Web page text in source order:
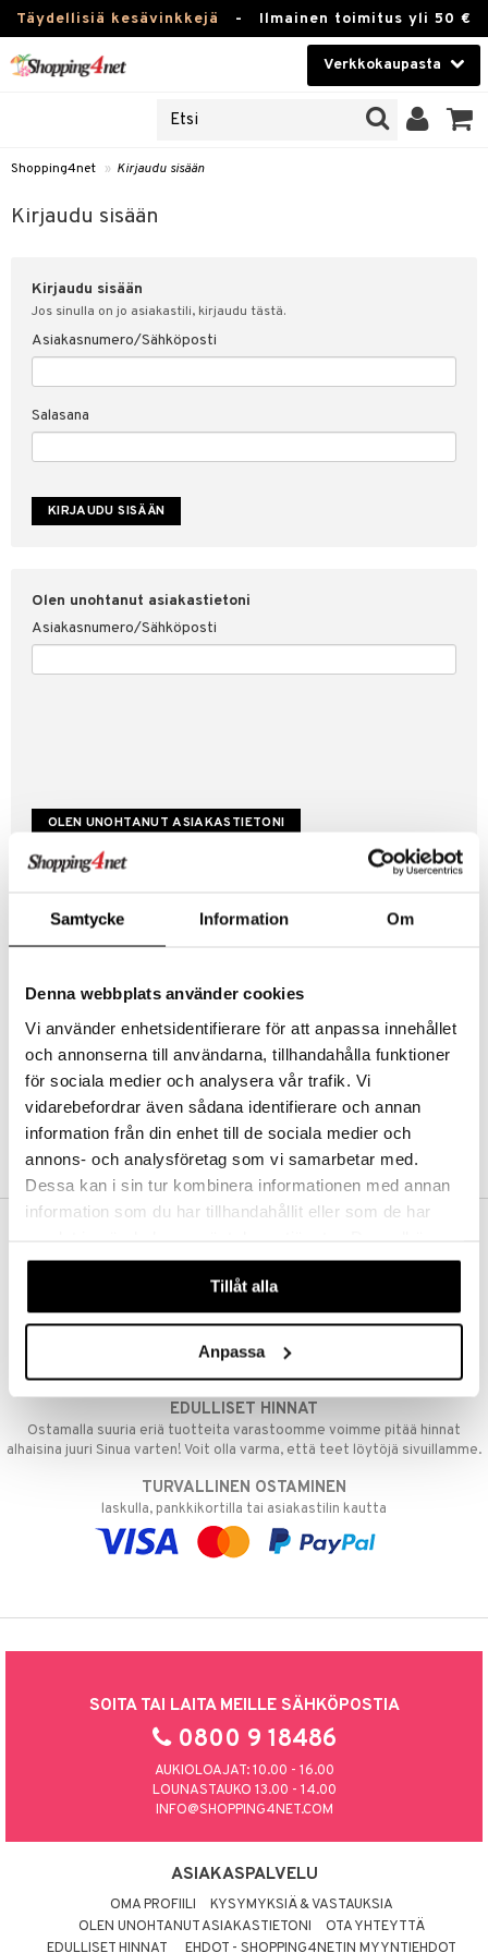
Samtycke Information Om
Denna webbplats använder cookies
Vi använder enhetsidentifierare för att anpassa innehållet
och annonserna till användarna, tillhandahålla funktioner
för sociala medier och analysera vår trafik. Vi
vidarebefordrar även sådana identifierare och annan
information från din enhet till de sociala medier och
annons- och analysföretag som vi samarbetar med.
Dessa kan i sin tur kombinera informationen med annan
information som du har tillhandahållit eller som de har
våra cookies vid fortsatt användande av vår webbplats.
Tillåt alla
Anpassa
Täydellisiä kesävinkkejä - Ilmainen toimitus yli 50 €
Verkkokaupasta
Piilolinssit
Luontaistuotteet
Fitness
Koti & Sisustus
Lelut, Lapsi & Vauva
Tuotemerkkejä
Shopping4net » Kirjaudu sisään
Kirjaudu sisään
Kirjaudu sisään
Jos sinulla on jo asiakastili, kirjaudu tästä.
Asiakasnumero/Sähköposti
Salasana
Olen unohtanut asiakastietoni
Asiakasnumero/Sähköposti
Luo uusi asiakas
Hyviä tarjouksia
Kestotilaus
Arvostele tuotteita
Toivelistat
LUO ASIAKAS
sisään
& vastauksia
myyntiehdot
suojaus
Aina maksuton vaihtoehto, huolimatta siitä ostatko yksittäisen
tuotteen tai koko tilauksellesi joka ylittää 50 €.
NOPEAT TOIMITUKSET
Ennen kello 13.00 tehdyt tilaukset lähetetään normaalisti samana
EDULLISET HINNAT
Ostamalla suuria eriä tuotteita varastoomme voimme pitää hinnat
alhaisina juuri Sinua varten! Voit olla varma, että teet löytöjä sivuillamme.
TURVALLINEN OSTAMINEN
laskulla, pankkikortilla tai asiakastilin kautta
SOITA TAI LAITA MEILLE SÄHKÖPOSTIA
0800 9 18486
AUKIOLOAJAT: 10.00 - 16.00
LOUNASTAUKO 13.00 - 14.00
INFO@SHOPPING4NET.COM
ASIAKASPALVELU
OMA PROFIILI
KYSYMYKSIÄ & VASTAUKSIA
OLEN UNOHTANUT ASIAKASTIETONI
OTA YHTEYTTÄ
EDULLISET HINNAT
EHDOT - SHOPPING4NETIN MYYNTIEHDOT